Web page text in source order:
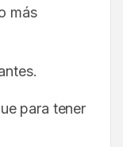
más
para tener